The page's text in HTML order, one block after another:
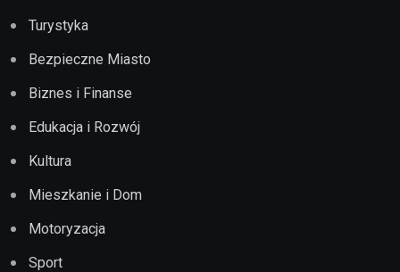
Turystyka
Bezpieczne Miasto
Biznes i Finanse
Edukacja i Rozwój
Kultura
Mieszkanie i Dom
Motoryzacja
Sport